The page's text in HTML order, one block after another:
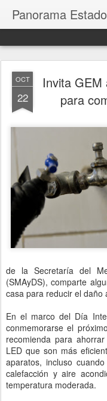
Panorama
OCT
22
Invita
para
de la Secretaría del
(SMAyDS), comparte
casa para reducir el daño
En el marco del Día
conmemorarse el
recomienda para
LED que son más
aparatos, incluso
calefacción y aire
temperatura moderada.